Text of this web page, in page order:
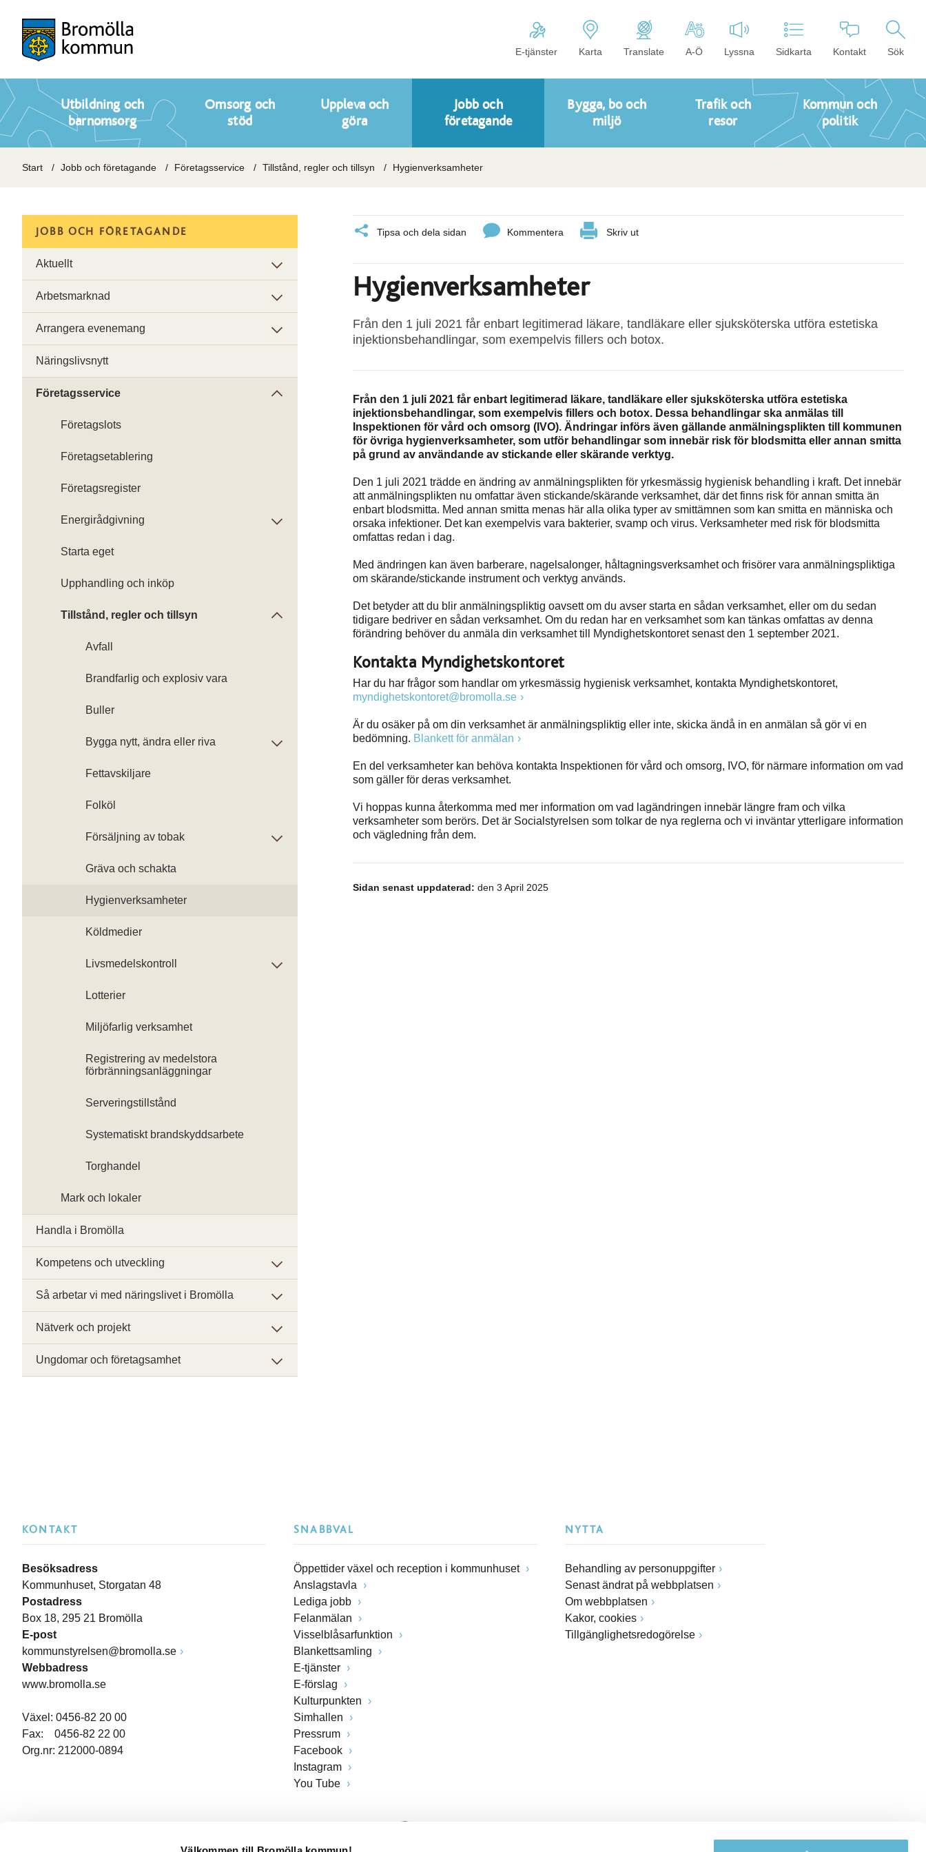
E-tjänster Karta Translate A-Ö Lyssna Sidkarta Kontakt Sök
Utbildning och
barnomsorg
Omsorg och
stöd
Uppleva och
göra
Jobb och
företagande
Bygga, bo och
miljö
Trafik och
resor
Kommun och
politik
Start Jobb och företagande Företagsservice Tillstånd, regler och tillsyn Hygienverksamheter
Tipsa och dela sidan Kommentera Skriv ut
Hygienverksamheter
Från den 1 juli 2021 får enbart legitimerad läkare, tandläkare eller sjuksköterska utföra estetiska
injektionsbehandlingar, som exempelvis fillers och botox.
Från den 1 juli 2021 får enbart legitimerad läkare, tandläkare eller sjuksköterska utföra estetiska
injektionsbehandlingar, som exempelvis fillers och botox. Dessa behandlingar ska anmälas till
Inspektionen för vård och omsorg (IVO). Ändringar införs även gällande anmälningsplikten till kommunen
för övriga hygienverksamheter, som utför behandlingar som innebär risk för blodsmitta eller annan smitta
på grund av användande av stickande eller skärande verktyg.
Den 1 juli 2021 trädde en ändring av anmälningsplikten för yrkesmässig hygienisk behandling i kraft. Det innebär
att anmälningsplikten nu omfattar även stickande/skärande verksamhet, där det finns risk för annan smitta än
enbart blodsmitta. Med annan smitta menas här alla olika typer av smittämnen som kan smitta en människa och
orsaka infektioner. Det kan exempelvis vara bakterier, svamp och virus. Verksamheter med risk för blodsmitta
omfattas redan i dag.
Med ändringen kan även barberare, nagelsalonger, håltagningsverksamhet och frisörer vara anmälningspliktiga
om skärande/stickande instrument och verktyg används.
Det betyder att du blir anmälningspliktig oavsett om du avser starta en sådan verksamhet, eller om du sedan
tidigare bedriver en sådan verksamhet. Om du redan har en verksamhet som kan tänkas omfattas av denna
förändring behöver du anmäla din verksamhet till Myndighetskontoret senast den 1 september 2021.
Kontakta Myndighetskontoret
Har du har frågor som handlar om yrkesmässig hygienisk verksamhet, kontakta Myndighetskontoret,
myndighetskontoret@bromolla.se
Är du osäker på om din verksamhet är anmälningspliktig eller inte, skicka ändå in en anmälan så gör vi en
bedömning. Blankett för anmälan
En del verksamheter kan behöva kontakta Inspektionen för vård och omsorg, IVO, för närmare information om vad
som gäller för deras verksamhet.
Vi hoppas kunna återkomma med mer information om vad lagändringen innebär längre fram och vilka
verksamheter som berörs. Det är Socialstyrelsen som tolkar de nya reglerna och vi inväntar ytterligare information
och vägledning från dem.
Sidan senast uppdaterad: den 3 April 2025
JOBB OCH FÖRETAGANDE
Aktuellt
Arbetsmarknad
Arrangera evenemang
Näringslivsnytt
Företagsservice
Företagslots
Företagsetablering
Företagsregister
Energirådgivning
Starta eget
Upphandling och inköp
Tillstånd, regler och tillsyn
Avfall
Brandfarlig och explosiv vara
Buller
Bygga nytt, ändra eller riva
Fettavskiljare
Folköl
Försäljning av tobak
Gräva och schakta
Hygienverksamheter
Köldmedier
Livsmedelskontroll
Lotterier
Miljöfarlig verksamhet
Registrering av medelstora
förbränningsanläggningar
Serveringstillstånd
Systematiskt brandskyddsarbete
Torghandel
Mark och lokaler
Handla i Bromölla
Kompetens och utveckling
Så arbetar vi med näringslivet i Bromölla
Nätverk och projekt
Ungdomar och företagsamhet
KONTAKT
Besöksadress
Kommunhuset, Storgatan 48
Postadress
Box 18, 295 21 Bromölla
E-post
kommunstyrelsen@bromolla.se
Webbadress
www.bromolla.se
Växel: 0456-82 20 00
Fax: 0456-82 22 00
Org.nr: 212000-0894
SNABBVAL
Öppettider växel och reception i kommunhuset
Anslagstavla
Lediga jobb
Felanmälan
Visselblåsarfunktion
Blankettsamling
E-tjänster
E-förslag
Kulturpunkten
Simhallen
Pressrum
Facebook
Instagram
You Tube
NYTTA
Behandling av personuppgifter
Senast ändrat på webbplatsen
Om webbplatsen
Kakor, cookies
Tillgänglighetsredogörelse